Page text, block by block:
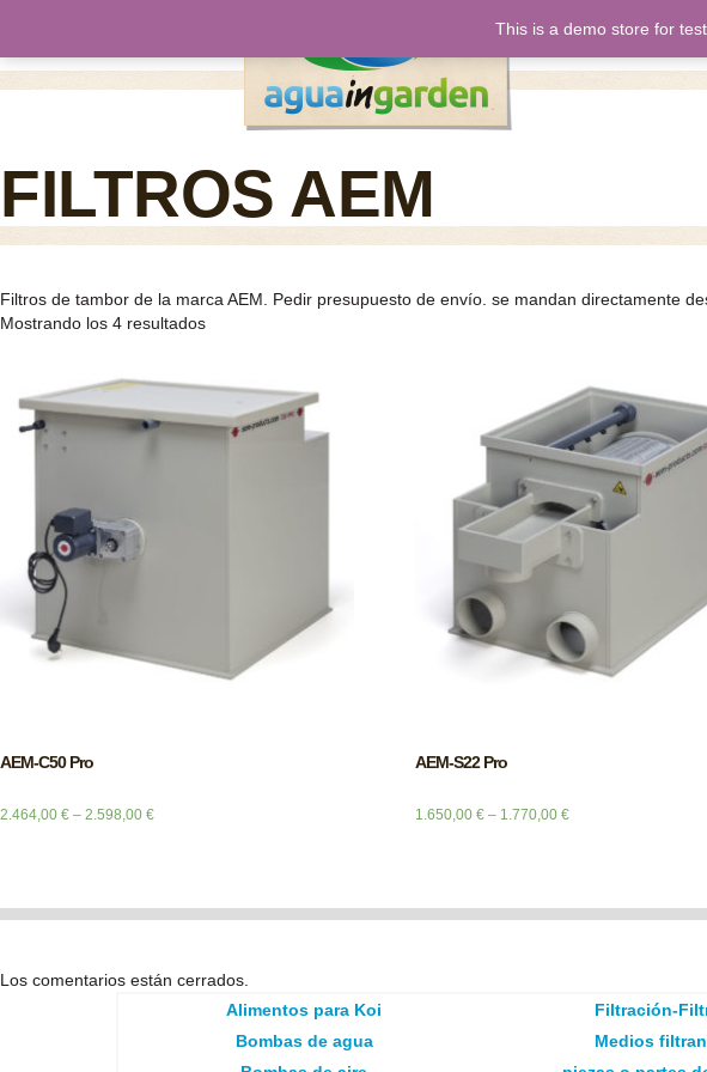
FILTROS AEM
Filtros de tambor de la marca AEM. Pedir presupuesto de envío. se mandan directamente
Mostrando los 4 resultados
AEM-C50 Pro
2.464,00 € – 2.598,00 €
AEM-S22 Pro
1.650,00€ – 1.770,00€
Los comentarios están cerrados.
Alimentos para Koi
Bombas de agua
Filtración-
Medios
This is a demo store for